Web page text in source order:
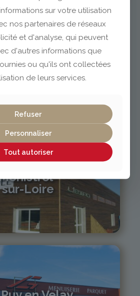
/ Cusset
sa.fr
sur-Loire
sa.fr
sur votre utilisation
nos partenaires de réseaux
et d'analyse, qui peuvent
d'autres informations que
ou qu'ils ont collectées
de leurs services.
Refuser
Personnaliser
Tout autoriser